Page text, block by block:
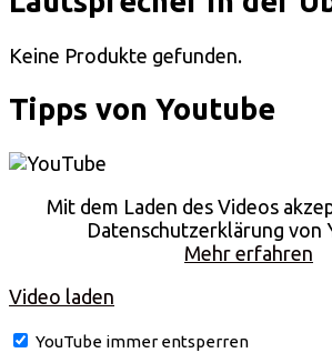
Keine Produkte gefunden.
Tipps von Youtube
Mit dem Laden des Videos
Datenschutzerklärung von
Mehr erfahren
Video laden
YouTube immer entsperren